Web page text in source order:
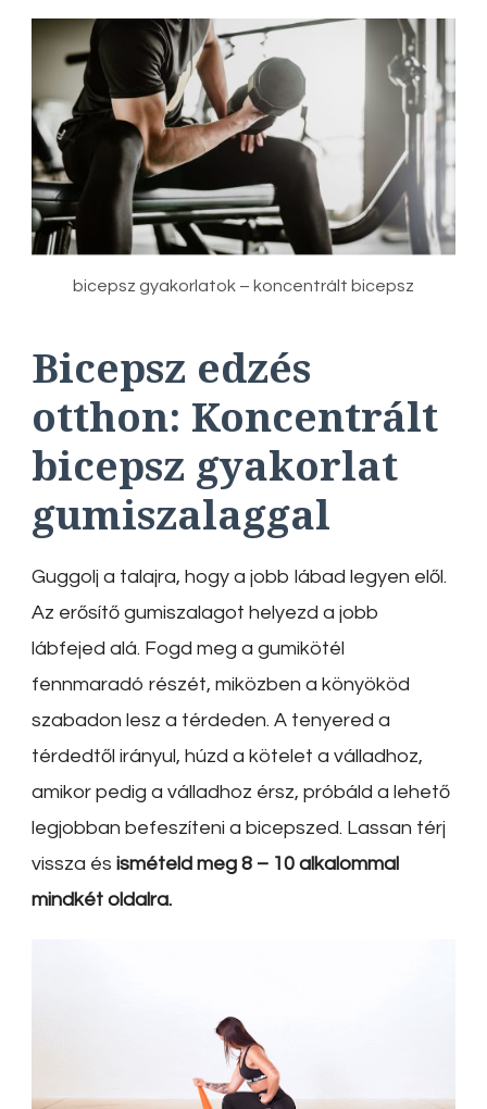
bicepsz gyakorlatok – koncentrált bicepsz
Bicepsz edzés
otthon: Koncentrált
bicepsz gyakorlat
gumiszalaggal
Guggolj a talajra, hogy a jobb lábad legyen elől.
Az erősítő gumiszalagot helyezd a jobb
lábfejed alá. Fogd meg a gumikötél
fennmaradó részét, miközben a könyököd
szabadon lesz a térdeden. A tenyered a
térdedtől irányul, húzd a kötelet a válladhoz,
amikor pedig a válladhoz érsz, próbáld a lehető
legjobban befeszíteni a bicepszed. Lassan térj
vissza és ismételd meg 8 – 10 alkalommal
mindkét oldalra.